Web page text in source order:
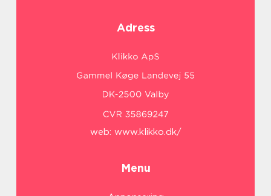
Adress
web: www.klikko.dk/
Menu